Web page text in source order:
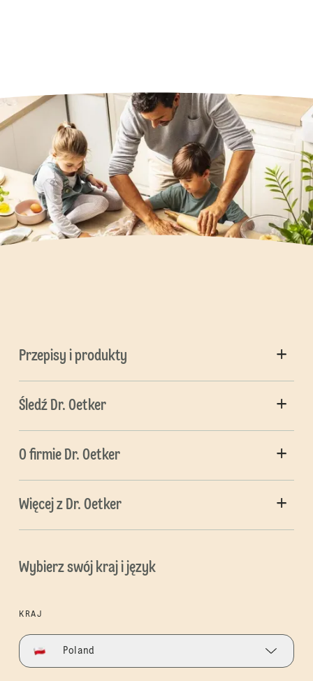
Przepisy i produkty
Śledź Dr. Oetker
O firmie Dr. Oetker
Więcej z Dr. Oetker
Wybierz swój kraj i język
KRAJ
Poland